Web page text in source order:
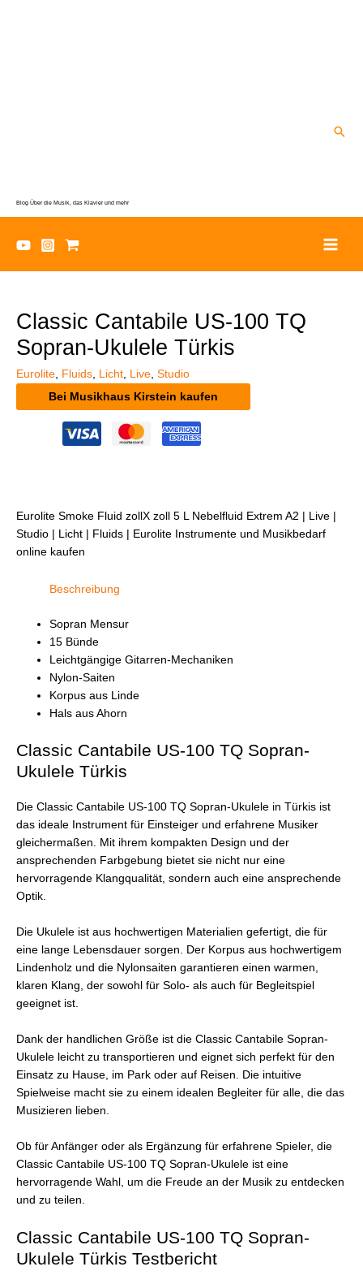
Blog Über die Musik, das Klavier und mehr
Classic Cantabile US-100 TQ
Sopran-Ukulele Türkis
Eurolite Fluids Licht Live Studio
Bei Musikhaus Kirstein kaufen
Eurolite Smoke Fluid zollX zoll 5 L Nebelfluid Extrem A2 | Live |
Studio | Licht | Fluids | Eurolite Instrumente und Musikbedarf
online kaufen
Beschreibung
Sopran Mensur
15 Bünde
Leichtgängige Gitarren-Mechaniken
Nylon-Saiten
Korpus aus Linde
Hals aus Ahorn
Classic Cantabile US-100 TQ Sopran-
Ukulele Türkis
Die Classic Cantabile US-100 TQ Sopran-Ukulele in Türkis ist
das ideale Instrument für Einsteiger und erfahrene Musiker
gleichermaßen. Mit ihrem kompakten Design und der
ansprechenden Farbgebung bietet sie nicht nur eine
hervorragende Klangqualität, sondern auch eine ansprechende
Optik.
Die Ukulele ist aus hochwertigen Materialien gefertigt, die für
eine lange Lebensdauer sorgen. Der Korpus aus hochwertigem
Lindenholz und die Nylonsaiten garantieren einen warmen,
klaren Klang, der sowohl für Solo- als auch für Begleitspiel
geeignet ist.
Dank der handlichen Größe ist die Classic Cantabile Sopran-
Ukulele leicht zu transportieren und eignet sich perfekt für den
Einsatz zu Hause, im Park oder auf Reisen. Die intuitive
Spielweise macht sie zu einem idealen Begleiter für alle, die das
Musizieren lieben.
Ob für Anfänger oder als Ergänzung für erfahrene Spieler, die
Classic Cantabile US-100 TQ Sopran-Ukulele ist eine
hervorragende Wahl, um die Freude an der Musik zu entdecken
und zu teilen.
Classic Cantabile US-100 TQ Sopran-
Ukulele Türkis Testbericht